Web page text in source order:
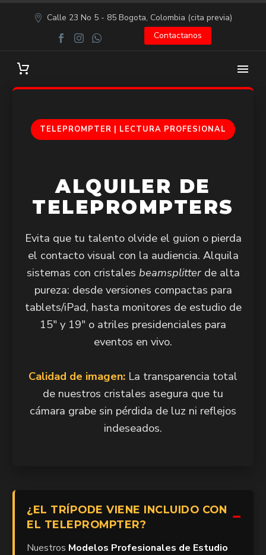
Calle 23 No 5 - 85 Bogota, Colombia (cita previa)
Contactanos
TELEPROMPTER | LECTURA PROFESIONAL
ALQUILER DE
TELEPROMPTERS
Evita que tu talento olvide el guion o pierda
el contacto visual con la audiencia. Alquila
sistemas con cristales beamsplitterde alta
pureza: desde versiones compactas para
tablets/iPad, hasta monitores de estudio de
15" y 19" o atriles presidenciales para
eventos en vivo.
Calidad de imagen: La transparencia total
de nuestros cristales asegura que tu
cámara grabe sin pérdida de luz ni reflejos
indeseados.
¿EL TRÍPODE VIENE INCLUIDO CON
EL TELEPROMPTER?
Nuestros Modelos Profesionales de Estudio